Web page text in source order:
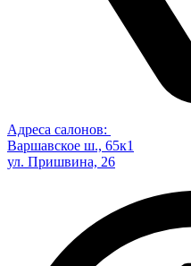
Адреса салонов:
Варшавское ш., 65к1
ул. Пришвина, 26